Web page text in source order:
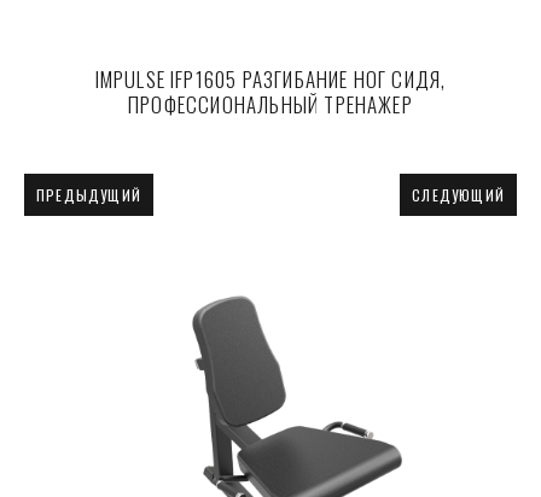
IMPULSE IFP1605 РАЗГИБАНИЕ НОГ СИДЯ,
ПРОФЕССИОНАЛЬНЫЙ ТРЕНАЖЕР
ПРЕДЫДУЩИЙ СЛЕДУЮЩИЙ